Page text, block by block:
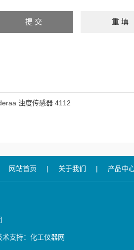
浊度传感器 4112
网站首页 | 关于我们 | 产品中
术支持： 化工仪器网